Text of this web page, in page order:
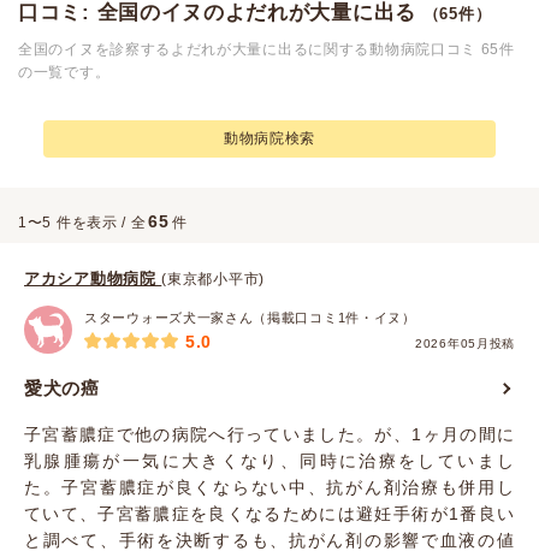
口コミ: 全国のイヌのよだれが大量に出る （65件）
全国のイヌを診察するよだれが大量に出るに関する動物病院口コミ 65件
の一覧です。
動物病院検索
1〜5 件を表示 / 全65 件
アカシア動物病院(東京都小平市)
スターウォーズ犬一家さん（掲載口コミ1件・イヌ）
2026年05月投稿
5.0
愛犬の癌
子宮蓄膿症で他の病院へ行っていました。が、1ヶ月の間に
乳腺腫瘍が一気に大きくなり、同時に治療をしていまし
た。子宮蓄膿症が良くならない中、抗がん剤治療も併用し
ていて、子宮蓄膿症を良くなるためには避妊手術が1番良い
と調べて、手術を決断するも、抗がん剤の影響で血液の値